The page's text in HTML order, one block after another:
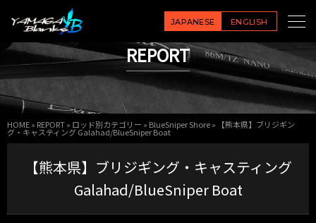
JAPANESE ENGLISH
REPORT
HOME» REPORT» ロッド別カテゴリー » BlueSniper Shore» 【熊本県】ブリジギン
グ・キャスティング Galahad/BlueSniper Boat
【熊本県】ブリジギング・キャスティング
Galahad/BlueSniper Boat